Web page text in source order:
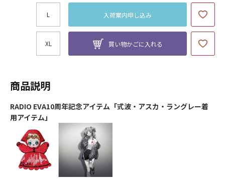
L 入荷案内申し込み
XL 買い物かごに入れる
商品説明
RADIO EVA10周年記念アイテム「式波・アスカ・ラングレー着
用アイテム」